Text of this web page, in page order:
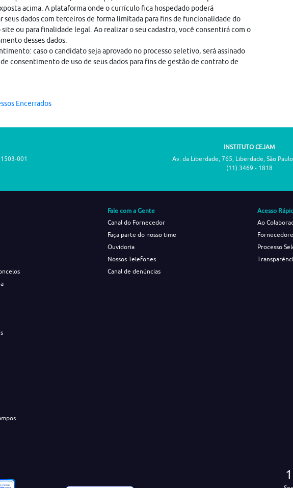
acima. A plataforma onde o currículo fica hospedado poderá
seus dados com terceiros de forma limitada para fins de funcionalidade do
site ou para finalidade legal. Ao realizar o seu cadastro, você consentirá com o
desses dados.
caso o candidato seja aprovado no processo seletivo, será assinado
consentimento de uso de seus dados para fins de gestão de contrato de
Encerrados
001
INSTITUTO CEJAM
Av. da Liberdade, 765, Liberdade, São
(11) 3469 - 1818
Fale com a Gente
Canal do Fornecedor
Faça parte do nosso time
Ouvidoria
Nossos Telefones
Canal de denúncias
Acesso
Ao
Processo